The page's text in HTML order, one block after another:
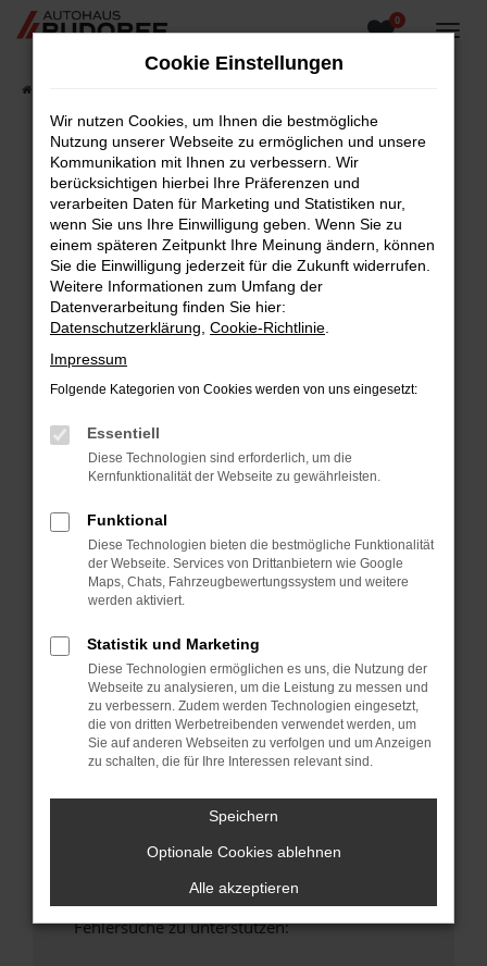
Zum
0
Fehler: Network Error
Beim Laden ist ein Fehler aufgetreten.
Hier sind ein paar Tipps, die dir helfen können:
Überprüfe deine Firewall und deine
Internetverbindung.
Laden andere Webseiten, zum Beispiel deine
Suchmaschine?
Prüfe deine Browsererweiterungen.
Manche Erweiterungen, wie Werbeblocker,
können das Laden bestimmter Seiten
verhindern. Funktioniert die Seite in einem
Fenster?
Starte dein Gerät neu.
Das kann manchmal helfen, vorübergehende
Probleme zu beheben.
Betriebssystem auf dem neuesten Stand
sind.
Veraltete Software birgt nicht nur ein
Sicherheitsrisiko, sondern kann auch dazu
führen, dass bestimmte Funktionen nicht mehr
unterstützt werden.
Wende dich an den Webseitenbetreiber.
Wenn du alle oben genannten Schritte versucht
hast, kontaktiere uns bitte. Wir werden
versuchen, das Problem zu beheben. Du kannst
uns diesen Text schicken, um uns bei der
Fehlersuche zu unterstützen:
Cookie Einstellungen
Wir nutzen Cookies, um Ihnen die bestmögliche
Nutzung unserer Webseite zu ermöglichen und unsere
Kommunikation mit Ihnen zu verbessern. Wir
berücksichtigen hierbei Ihre Präferenzen und
verarbeiten Daten für Marketing und Statistiken nur,
wenn Sie uns Ihre Einwilligung geben. Wenn Sie zu
einem späteren Zeitpunkt Ihre Meinung ändern, können
Sie die Einwilligung jederzeit für die Zukunft widerrufen.
Weitere Informationen zum Umfang der
Datenverarbeitung finden Sie hier:
Datenschutzerklärung Cookie-Richtlinie
Impressum
Folgende Kategorien von Cookies werden von uns eingesetzt:
Essentiell
Diese Technologien sind erforderlich, um die
Kernfunktionalität der Webseite zu gewährleisten.
Funktional
Diese Technologien bieten die bestmögliche Funktionalität
der Webseite. Services von Drittanbietern wie Google
Maps, Chats, Fahrzeugbewertungssystem und weitere
werden aktiviert.
Statistik und Marketing
Diese Technologien ermöglichen es uns, die Nutzung der
Webseite zu analysieren, um die Leistung zu messen und
zu verbessern. Zudem werden Technologien eingesetzt,
die von dritten Werbetreibenden verwendet werden, um
Sie auf anderen Webseiten zu verfolgen und um Anzeigen
zu schalten, die für Ihre Interessen relevant sind.
Speichern
Optionale Cookies ablehnen
Alle akzeptieren